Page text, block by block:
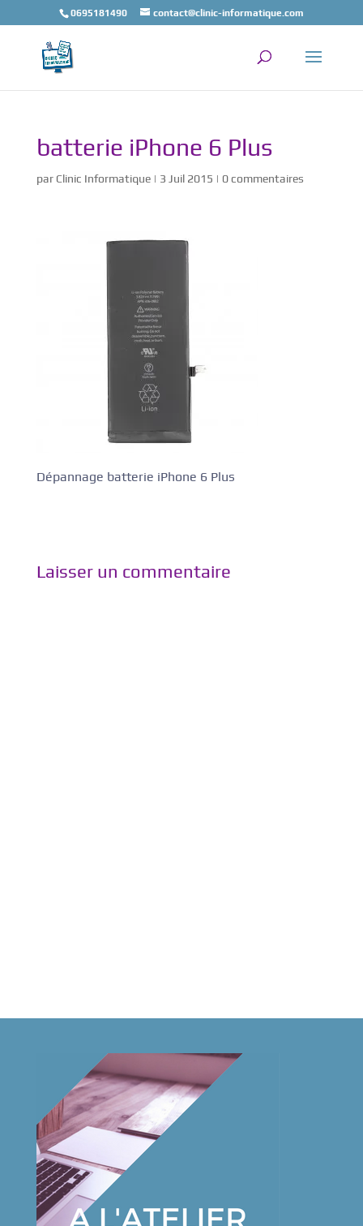
0695181490 contact@clinic-informatique.com
batterie iPhone 6 Plus
par Clinic Informatique| 3 Juil 2015 | 0 commentaires
Dépannage batterie iPhone 6 Plus
Laisser un commentaire